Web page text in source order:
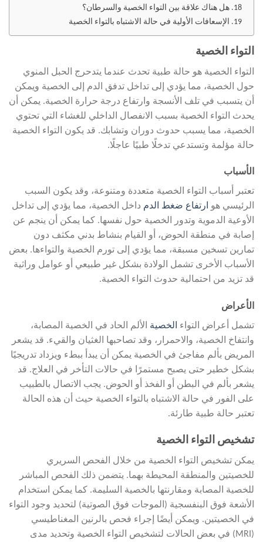
هل هناك علاقة بين التواء الخصية والسرطان؟
الإسعافات الأولية في حالة الاشتباه بالتواء الخصية
التواء الخصية
التواء الخصية هو حالة طبية تحدث عندما يتدحرج الحبل المنوي
حول الخصية، مما يؤدي إلى تداخل تدفق الدم إلى الخصية ويمكن
أن يتسبب في تلف الأنسجة وارتفاع درجة حرارة الخصية. يمكن أن
يحدث التواء الخصية بسبب الانفصال الداخلي للغشاء التي تحتوي
الخصية، مما يسبب حدوث دوران وتشابك. قد يكون التواء الخصية
حالة مؤلمة وتستدعي تدخلًا طبيًا عاجلًا.
الأسباب
تعتبر أسباب التواء الخصية متعددة ومتنوعة، وقد يكون السبب
الرئيسي هو ارتفاع ضغط الدم داخل الخصية، مما يؤدي إلى تداخل
الأوعية الدموية وتدور الخصية حول نفسها. كما يمكن أن ينجم عن
إصابة في منطقة الحوض، أو القيام بنشاط بدني مكثف دون
تمارين تسخين مسبقة، مما يؤدي إلى تورم الخصية والتواءها. بعض
الأسباب الأخرى تشمل الولادة بشكل غير طبيعي أو عوامل وراثية
قد تزيد من احتمالية حدوث التواء الخصية.
الأعراض
تشمل أعراض التواء الخصية الألم الحاد في الخصية المصابة،
وانتفاخ الخصية، والاحمرار، وقد تصاحبها الغثيان والقيء. قد يشعر
المريض بألم مفاجئ في الخصية يمكن أن يبدأ ببطء ويزداد تدريجيًا
بشكل خطير حتى يصبح مستمرًا في حالات التأخر في العلاج. قد
يشعر بألم في البطن أو الفخذ أو الحوض. يجب الاتصال بالطبيب
على الفور في حالة الاشتباه بالتواء الخصية حيث أن هذه الحالة
تعتبر حالة طبية طارئة.
تشخيص التواء الخصية
يمكن تشخيص التواء الخصية من خلال الفحص السريري
للخصيتين والمنطقة المحيطة بهما. يتضمن ذلك الفحص المباشر
للخصية المصابة ومقارنتها بالخصية السليمة. كما يمكن استخدام
الأشعة فوق البنفسجية (الموجات فوق الصوتية) لتحديد وجود التواء
في الخصيتين. ويمكن أيضًا إجراء فحص بالرنين المغناطيسي
(MRI) في بعض الحالات لتشخيص التواء الخصية وتحديد مدى